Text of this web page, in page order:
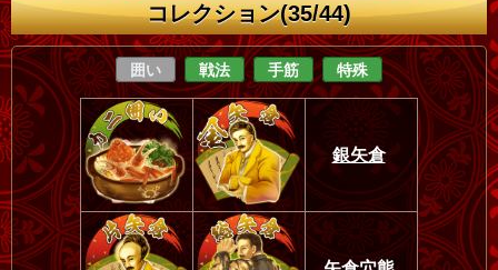
コレクション(35/44)
囲い 戦法 手筋 特殊
銀矢倉